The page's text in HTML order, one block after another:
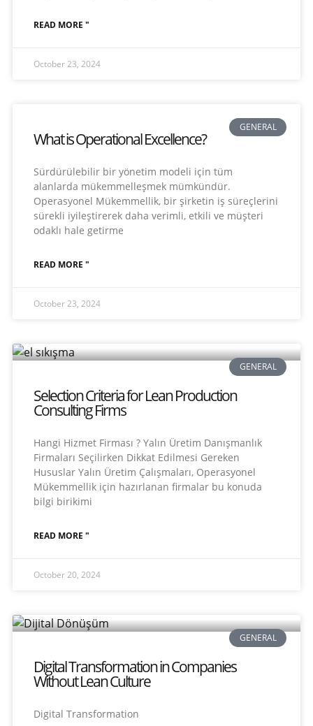
READ MORE "
October 23, 2024
GENERAL
What is Operational Excellence?
Sürdürülebilir bir yönetim modeli için tüm
alanlarda mükemmelleşmek mümkündür.
Operasyonel Mükemmellik, bir şirketin iş süreçlerini
sürekli iyileştirerek daha verimli, etkili ve müşteri
odaklı hale getirme
READ MORE "
October 23, 2024
GENERAL
Selection Criteria for Lean Production
Consulting Firms
Hangi Hizmet Firması ? Yalın Üretim Danışmanlık
Firmaları Seçilirken Dikkat Edilmesi Gereken
Hususlar Yalın Üretim Çalışmaları, Operasyonel
Mükemmellik için hazırlanan firmalar bu konuda
bilgi birikimi
READ MORE "
October 20, 2024
GENERAL
Digital Transformation in Companies
Without Lean Culture
Digital Transformation